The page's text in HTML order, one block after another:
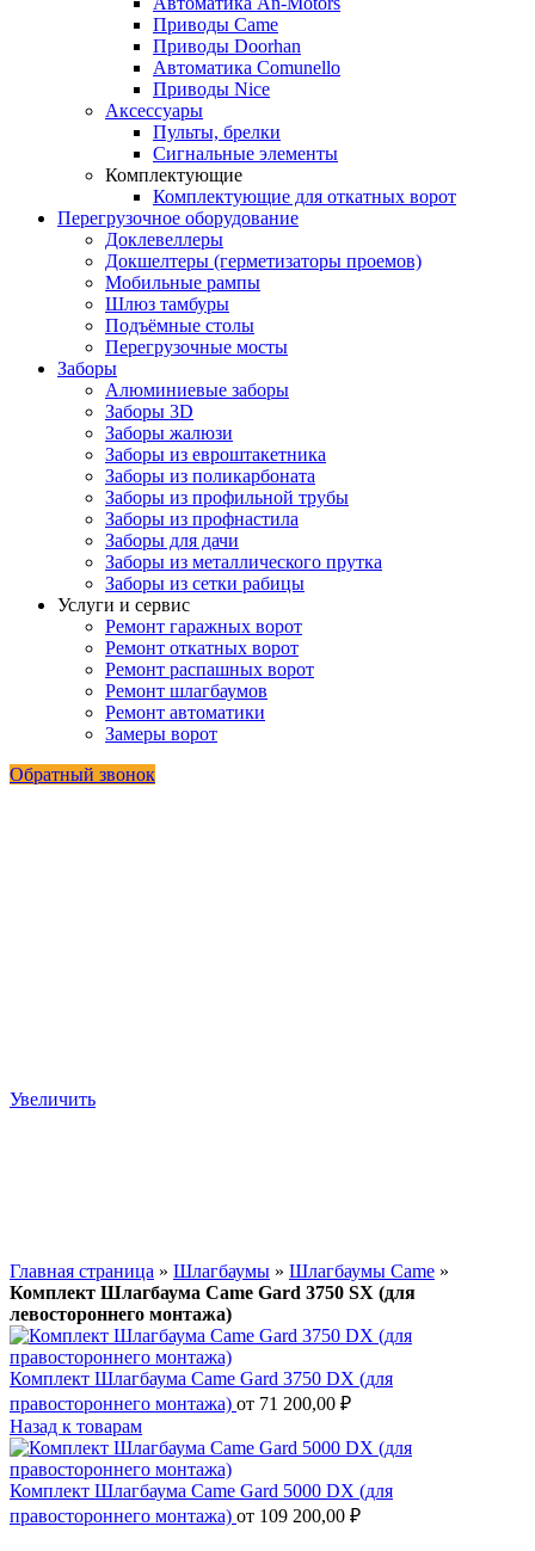
Приводы Came
Приводы Doorhan
Автоматика Comunello
Приводы Nice
Аксессуары
Пульты, брелки
Сигнальные элементы
Комплектующие
Комплектующие для откатных ворот
Перегрузочное оборудование
Доклевеллеры
Докшелтеры (герметизаторы проемов)
Мобильные рампы
Шлюз тамбуры
Подъёмные столы
Перегрузочные мосты
Заборы
Алюминиевые заборы
Заборы 3D
Заборы жалюзи
Заборы из евроштакетника
Заборы из поликарбоната
Заборы из профильной трубы
Заборы из профнастила
Заборы для дачи
Заборы из металлического прутка
Заборы из сетки рабицы
Услуги и сервис
Ремонт гаражных ворот
Ремонт откатных ворот
Ремонт распашных ворот
Ремонт шлагбаумов
Ремонт автоматики
Замеры ворот
Обратный звонок
Увеличить
Главная страница » Шлагбаумы » Шлагбаумы Came »
Комплект Шлагбаума Came Gard 3750 SX (для
левостороннего монтажа)
Комплект Шлагбаума Came Gard 3750 DX (для
правостороннего монтажа) от 71 200,00 ₽
Назад к товарам
Комплект Шлагбаума Came Gard 5000 DX (для
правостороннего монтажа) от 109 200,00 ₽